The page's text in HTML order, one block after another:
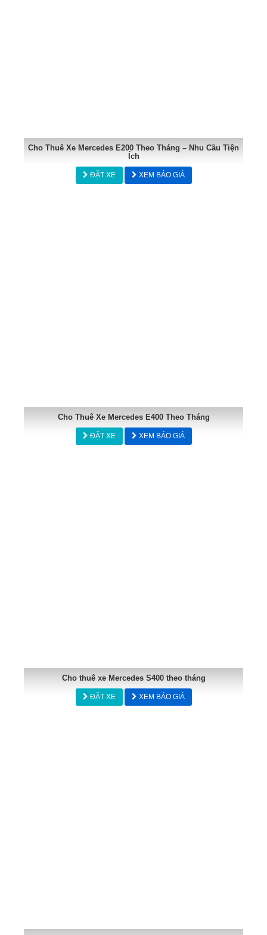
Cho Thuê Xe Mercedes E200 Theo Tháng – Nhu Cầu Tiện
Ích
ĐẶT XE XEM BÁO GIÁ
Cho Thuê Xe Mercedes E400 Theo Tháng
ĐẶT XE XEM BÁO GIÁ
Cho thuê xe Mercedes S400 theo tháng
ĐẶT XE XEM BÁO GIÁ